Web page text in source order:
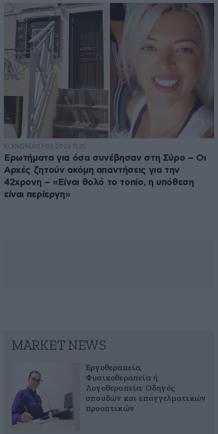
ΚΟΙΝΩΝΙΑ07·08·2026 11:25
Ερωτήματα για όσα συνέβησαν στη Σύρο – Οι
Αρχές ζητούν ακόμη απαντήσεις για την
42χρονη – «Είναι θολό το τοπίο, η υπόθεση
είναι περίεργη»
MARKET NEWS
Εργοθεραπεία,
Φυσικοθεραπεία ή
Λογοθεραπεία; Οδηγός
σπουδών και επαγγελματικών
προοπτικών